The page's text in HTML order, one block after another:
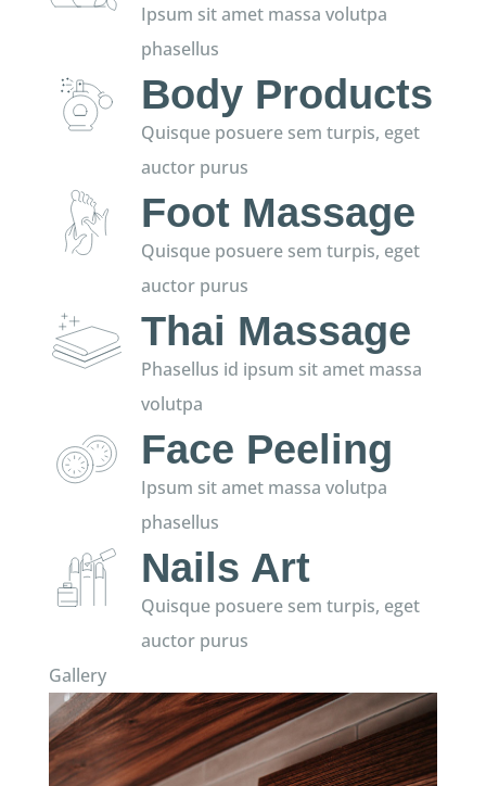
Ipsum sit amet massa volutpa
phasellus
Body Products
Quisque posuere sem turpis, eget
auctor purus
Foot Massage
Quisque posuere sem turpis, eget
auctor purus
Thai Massage
Phasellus id ipsum sit amet massa
volutpa
Face Peeling
Ipsum sit amet massa volutpa
phasellus
Nails Art
Quisque posuere sem turpis, eget
auctor purus
Gallery